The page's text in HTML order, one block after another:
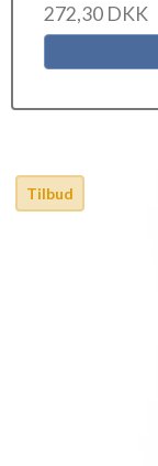
272,30 DKK
Tilbud